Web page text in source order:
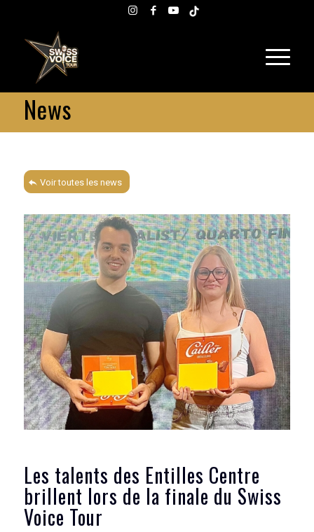
News
Voir toutes les news
Les talents des Entilles Centre
brillent lors de la finale du Swiss
Voice Tour